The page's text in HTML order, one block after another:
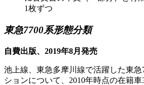
東急7700系形態分類
自費出版、2019年8月発売
池上線、東急多摩川線で活躍した東急
ションについて、2010年時点の在籍